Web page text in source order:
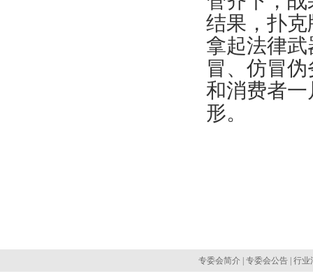
结果，扑
拿起法律
冒、仿冒
和消费者
形。
专委会简介 专委会公告 行业